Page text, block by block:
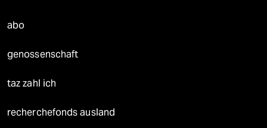
abo
genossenschaft
taz zahl ich
recherchefonds ausland